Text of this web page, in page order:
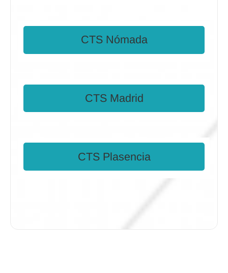
CTS Nómada
CTS Madrid
CTS Plasencia